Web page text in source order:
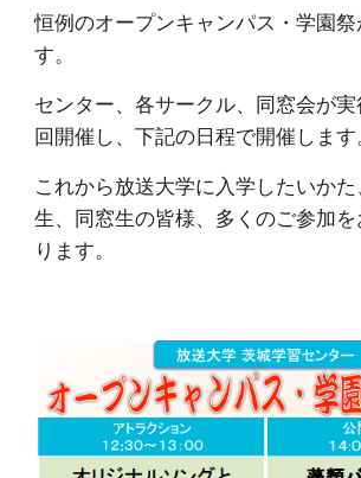
恒例のオープンキャンパス・学園祭
す。
センター、各サークル、同窓会が
回開催し、下記の日程で開催します
これから放送大学に入学したいか
生、同窓生の皆様、多くのご参加
ります。